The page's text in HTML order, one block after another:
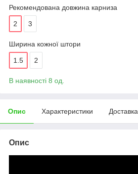
Рекомендована довжина карниза
2 3
Ширина кожної штори
1.5 2
В наявності 8 од.
Опис Характеристики Доставка
Опис